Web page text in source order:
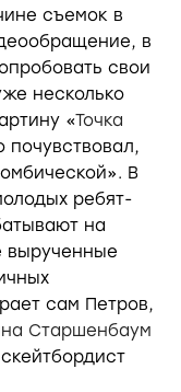
съемок в
в
свои
несколько
«Точка
почувствовал,
В
ребят-
на
сам Петров,
Старшенбаум